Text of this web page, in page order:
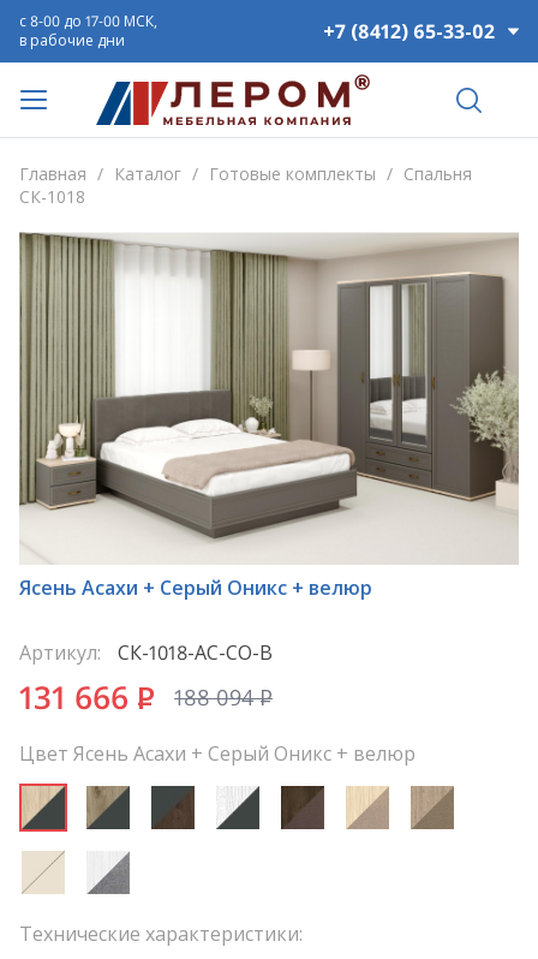
+7 (8412) 65-33-02
с 8-00 до 17-00 МСК,
в рабочие дни
Главная / Каталог / Готовые комплекты / Спальня
СК-1018
*
Ясень Асахи + Серый Оникс + велюр
Артикул: СК-1018-АС-СО-В
131 666 P 188 094P
Цвет Ясень Асахи + Серый Оникс + велюр
Технические характеристики: